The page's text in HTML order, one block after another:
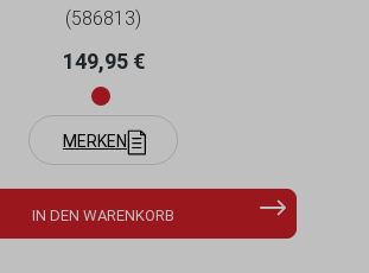
(586813)
Regulärer Preis:
149,95 €
MERKEN
IN DEN WARENKORB